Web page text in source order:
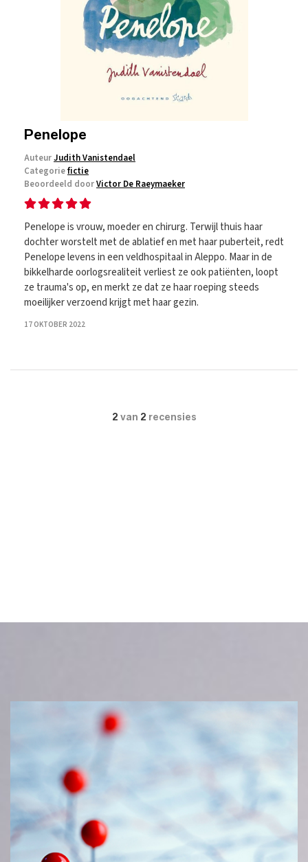
Penelope
AuteurJudith Vanistendael
Categoriefictie
Beoordeeld doorVictor De Raeymaeker
Penelope is vrouw, moeder en chirurg. Terwijl thuis haar
dochter worstelt met de ablatief en met haar puberteit, redt
Penelope levens in een veldhospitaal in Aleppo. Maar in de
bikkelharde oorlogsrealiteit verliest ze ook patiënten, loopt
ze trauma's op, en merkt ze dat ze haar roeping steeds
moeilijker verzoend krijgt met haar gezin.
17 OKTOBER 2022
2 van 2 recensies